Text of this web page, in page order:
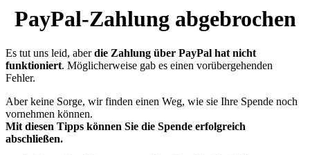
PayPal-Zahlung abge­brochen
Es tut uns leid, aberdie Zahlung über PayPal hat nicht
funktioniert. Möglicherweise gab es einen vorübergehenden
Fehler.
Aber keine Sorge, wir finden einen Weg, wie sie Ihre Spende noch
vornehmen können.
Mit diesen Tipps können Sie die Spende erfolgreich
abschließen.